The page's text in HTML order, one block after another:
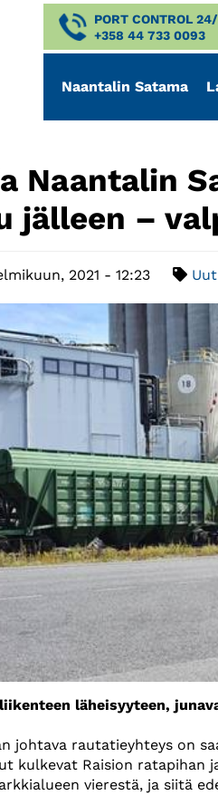
PORT CONTROL
+358 44 733 0093
Naantalin Satama
Naantalin
jälleen –
2021 - 12:23
läheisyyteen,
johtava rautatieyhteys on
kulkevat Raision
vierestä, ja siitä